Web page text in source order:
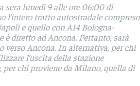
sera lunedì 9 alle ore 06:00 di
l’intero tratto autostradale compreso
e quello con A14 Bologna-
è diretto ad Ancona. Pertanto, sarà
verso Ancona. In alternativa, per chi
l’uscita della stazione
chi proviene da Milano, quella di